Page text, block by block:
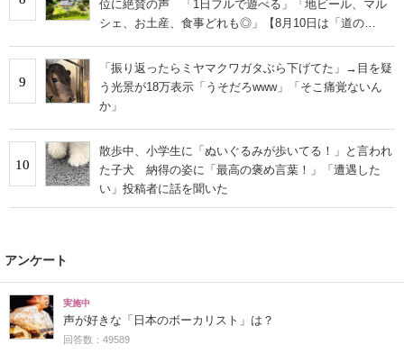
位に絶賛の声 「1日フルで遊べる」「地ビール、マル
シェ、お土産、食事どれも◎」【8月10日は「道の
9
「振り返ったらミヤマクワガタぶら下げてた」→目を疑
う光景が18万表示「うそだろwww」「そこ痛覚ないん
か」
10
散歩中、小学生に「ぬいぐるみが歩いてる！」と言われ
た子犬 納得の姿に「最高の褒め言葉！」「遭遇した
い」投稿者に話を聞いた
アンケート
実施中
声が好きな「日本のボーカリスト」は？
回答数：49589